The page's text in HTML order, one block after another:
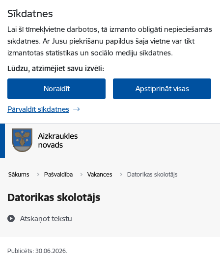
Sīkdatnes
Lai šī tīmekļvietne darbotos, tā izmanto obligāti nepieciešamās
sīkdatnes. Ar Jūsu piekrišanu papildus šajā vietnē var tikt
izmantotas statistikas un sociālo mediju sīkdatnes.
Lūdzu, atzīmējiet savu izvēli:
Noraidīt Apstiprināt visas
Pārvaldīt sīkdatnes
Sākums Pašvaldība Vakances Datorikas skolotājs
Datorikas skolotājs
Atskaņot tekstu
Publicēts: 30.06.2026.